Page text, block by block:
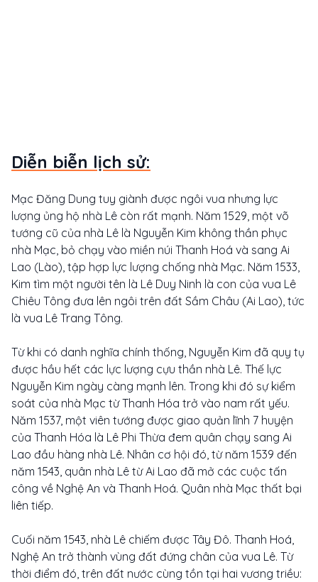
Diễn biễn lịch sử:
Mạc Đăng Dung tuy giành được ngôi vua nhưng lực
lượng ủng hộ nhà Lê còn rất mạnh. Năm 1529, một võ
tướng cũ của nhà Lê là Nguyễn Kim không thần phục
nhà Mạc, bỏ chạy vào miền núi Thanh Hoá và sang Ai
Lao (Lào), tập hợp lực lượng chống nhà Mạc. Năm 1533,
Kim tìm một người tên là Lê Duy Ninh là con của vua Lê
Chiêu Tông đưa lên ngôi trên đất Sầm Châu (Ai Lao), tức
là vua Lê Trang Tông.
Từ khi có danh nghĩa chính thống, Nguyễn Kim đã quy tụ
được hầu hết các lực lượng cựu thần nhà Lê. Thế lực
Nguyễn Kim ngày càng mạnh lên. Trong khi đó sự kiểm
soát của nhà Mạc từ Thanh Hóa trở vào nam rất yếu.
Năm 1537, một viên tướng được giao quản lĩnh 7 huyện
của Thanh Hóa là Lê Phi Thừa đem quân chạy sang Ai
Lao đầu hàng nhà Lê. Nhân cơ hội đó, từ năm 1539 đến
năm 1543, quân nhà Lê từ Ai Lao đã mở các cuộc tấn
công về Nghệ An và Thanh Hoá. Quân nhà Mạc thất bại
liên tiếp.
Cuối năm 1543, nhà Lê chiếm được Tây Đô. Thanh Hoá,
Nghệ An trở thành vùng đất đứng chân của vua Lê. Từ
thời điểm đó, trên đất nước cùng tồn tại hai vương triều: